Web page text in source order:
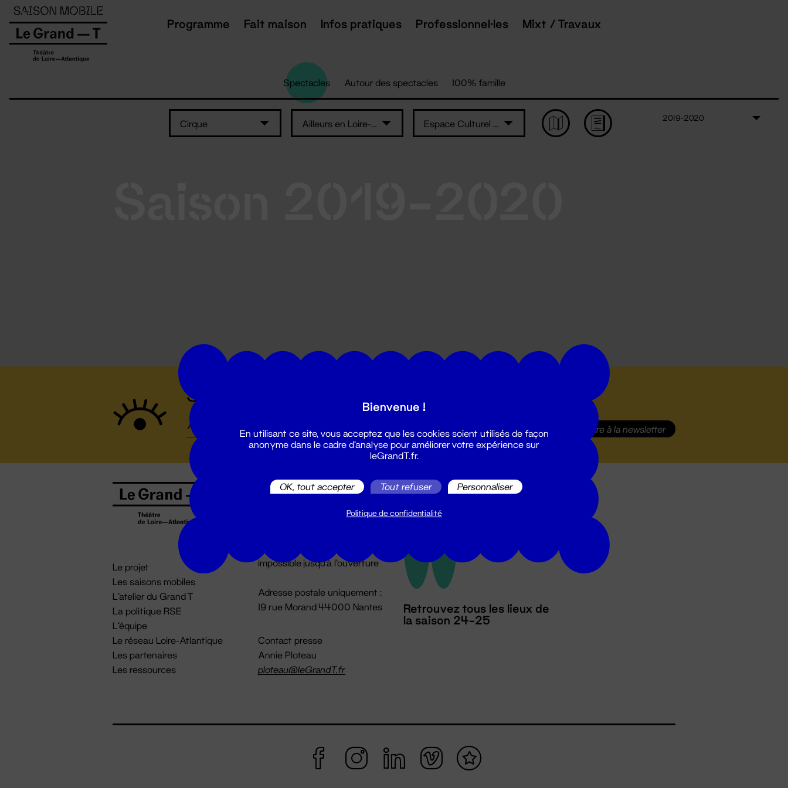
Programme Fait maison Infos pratiques Professionnel·les Mixt / Travaux
Spectacles Autour des spectacles 100% famille
Cirque Ailleurs en Loire-Atlantique Espace Culturel Sainte-Anne
2019-2020
Suivez toutes les actualités du Grand T :
S'inscrire à la newsletter
Le projet
Les saisons mobiles
L'atelier du Grand T
La politique RSE
L'équipe
Le réseau Loire-Atlantique
Les partenaires
Les ressources
Billetterie
billetterie@leGrandT.fr
impossible jusqu'à l'ouverture
Adresse postale uniquement :
19 rue Morand 44000 Nantes
Contact presse
Annie Ploteau
ploteau@leGrandT.fr
Retrouvez tous les lieux de
la saison 24-25
Panneau de gestion des cookies
Bienvenue !
En utilisant ce site, vous acceptez que les cookies soient utilisés de façon
anonyme dans le cadre d'analyse pour améliorer votre expérience sur
leGrandT.fr.
OK, tout accepter Tout refuser Personnaliser
Politique de confidentialité